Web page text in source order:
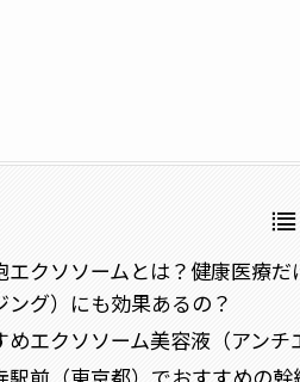
エクソソームとは？健康医療
ング）にも効果あるの？
めエクソソーム美容液（アンチ